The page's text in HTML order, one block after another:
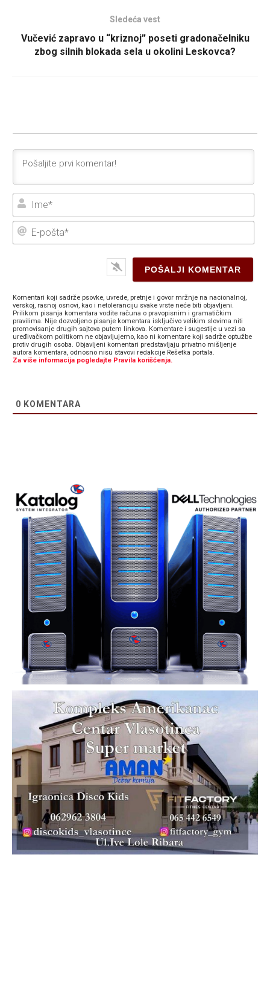
Sledeća vest
Vučević zapravo u “kriznoj” poseti gradonačelniku
zbog silnih blokada sela u okolini Leskovca?
E-
Komentari koji sadrže psovke, uvrede, pretnje i govor mržnje na nacionalnoj,
verskoj, rasnoj osnovi, kao i netoleranciju svake vrste neće biti objavljeni.
Prilikom pisanja komentara vodite računa o pravopisnim i gramatičkim
pravilima. Nije dozvoljeno pisanje komentara isključivo velikim slovima niti
promovisanje drugih sajtova putem linkova. Komentare i sugestije u vezi sa
uređivačkom politikom ne objavljujemo, kao ni komentare koji sadrže optužbe
protiv drugih osoba. Objavljeni komentari predstavljaju privatno mišljenje
autora komentara, odnosno nisu stavovi redakcije Rešetka portala.
Za više informacija pogledajte Pravila korišćenja.
0 KOMENTARA